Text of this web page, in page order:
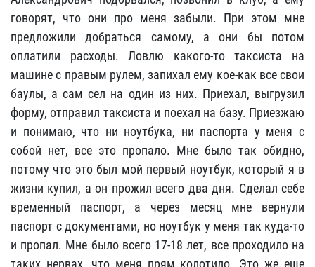
говорят, что они про меня забыли. При этом мне
предложили добраться самому, а они бы потом
оплатили расходы. Ловлю какого-то таксиста на
машине с правым рулем, запихал ему кое-как все свои
баулы, а сам сел на один из них. Приехал, выгрузил
форму, отправил таксиста и поехал на базу. Приезжаю
и понимаю, что ни ноутбука, ни паспорта у меня с
собой нет, все это пропало. Мне было так обидно,
потому что это был мой первый ноутбук, который я в
жизни купил, а он прожил всего два дня. Сделал себе
временный паспорт, а через месяц мне вернули
паспорт с документами, но ноутбук у меня так куда-то
и пропал. Мне было всего 17-18 лет, все проходило на
таких нервах, что меня прям колотило. Это же еще